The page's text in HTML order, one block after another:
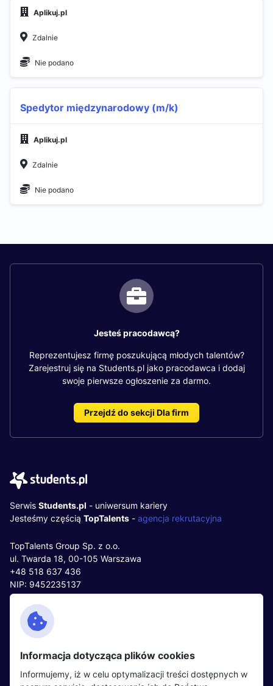
Aplikuj.pl
Zdalnie
Nie podano
Spedytor międzynarodowy (m/k)
Aplikuj.pl
Zdalnie
Nie podano
Jesteś pracodawcą?
Reprezentujesz firmę poszukującą młodych talentów?
Zarejestruj się na Students.pl jako pracodawca i dodaj
swoje pierwsze ogłoszenie za darmo.
Przejdź do sekcji Dla firm
Serwis Students.pl - uniwersum kariery
Jesteśmy częścią TopTalents - agencja rekrutacyjna
TopTalents Group Sp. z o.o.
ul. Twarda 18, 00-105 Warszawa
+48 518 637 436
NIP: 9452235137
Kontakt
Facebook
Twitter
LinkedIn
Partnerzy
Wydarzenia
Informacja dotycząca plików cookies
Informujemy, iż w celu optymalizacji treści dostępnych w